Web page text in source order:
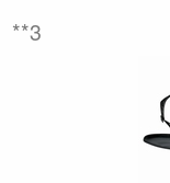
**3